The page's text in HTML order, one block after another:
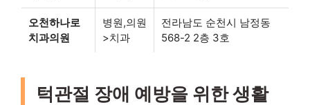
오천하나로
치과의원
병원,의원
>치과
전라남도 순천시 남정동
568-2 2층 3호
턱관절 장애 예방을 위한 생활